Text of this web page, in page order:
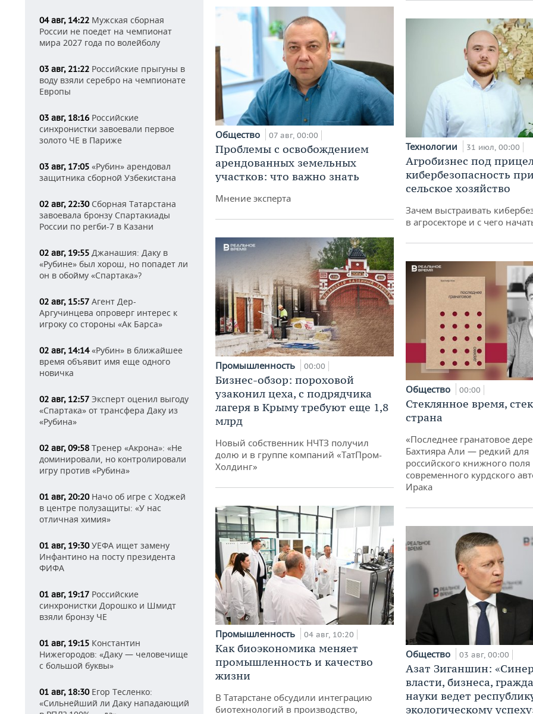
04 авг, 14:22 Мужская сборная
России не поедет на чемпионат
мира 2027 года по волейболу
03 авг, 21:22 Российские прыгуны в
воду взяли серебро на чемпионате
Европы
03 авг, 18:16 Российские
синхронистки завоевали первое
золото ЧЕ в Париже
03 авг, 17:05 «Рубин» арендовал
защитника сборной Узбекистана
02 авг, 22:30Сборная Татарстана
завоевала бронзу Спартакиады
России по регби-7 в Казани
02 авг, 19:55 Джанашия: Даку в
«Рубине» был хорош, но попадет ли
он в обойму «Спартака»?
02 авг, 15:57 Агент Дер-
Аргучинцева опроверг интерес к
игроку со стороны «Ак Барса»
02 авг, 14:14«Рубин» в ближайшее
время объявит имя еще одного
новичка
02 авг, 12:57 Эксперт оценил выгоду
«Спартака» от трансфера Даку из
«Рубина»
02 авг, 09:58 Тренер «Акрона»: «Не
доминировали, но контролировали
игру против «Рубина»
01 авг, 20:20Начо об игре с Ходжей
в центре полузащиты: «У нас
отличная химия»
01 авг, 19:30УЕФА ищет замену
Инфантино на посту президента
ФИФА
01 авг, 19:17 Российские
синхронистки Дорошко и Шмидт
взяли бронзу ЧЕ
01 авг, 19:15 Константин
Нижегородов: «Даку — человечище
с большой буквы»
01 авг, 18:30Егор Тесленко:
«Сильнейший ли Даку нападающий
Общество 07 авг, 00:00
Проблемы с освобождением
арендованных земельных
участков: что важно знать
Мнение эксперта
Промышленность 00:00
Бизнес-обзор: пороховой
узаконил цеха, с подрядчика
лагеря в Крыму требуют еще 1,8
млрд
Новый собственник НЧТЗ получил
долю и в группе компаний «ТатПром-
Холдинг»
Промышленность 04 авг, 10:20
Как биоэкономика меняет
промышленность и качество
жизни
В Татарстане обсудили интеграцию
биотехнологий в производство,
Технологии 31 июл, 00:00
Агробизнес под
кибербезопасность
сельское хозяйство
Зачем выстраивать
в агросекторе и с чего
Общество 00:00
Стеклянное время,
страна
«Последнее гранатовое
Бахтияра Али — редкий для
российского книжного поля
современного курдского
Ирака
Общество 03 авг, 00:00
Азат Зиганшин:
власти, бизнеса,
науки ведет
экологическому